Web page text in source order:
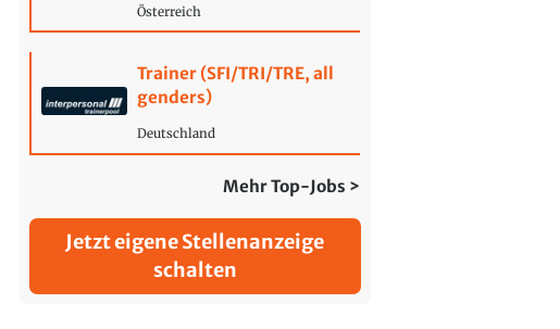
Österreich
Trainer (SFI/TRI/TRE, all
genders)
Deutschland
Mehr Top-Jobs >
Jetzt eigene Stellenanzeige
schalten